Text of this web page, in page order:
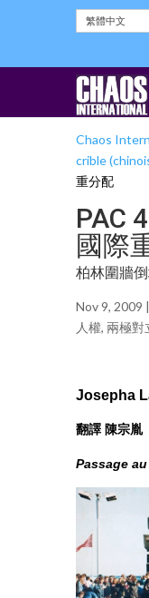
繁體中文
Chaos
crible
重分配
PAC
國際
柏林圍牆
Nov 9, 2009 |
人權, 兩極對
Josepha
翻譯 陳宗胤
Passage